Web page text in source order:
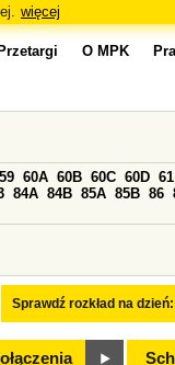
więcej
Przetargi O MPK
Sprawdź rozkład na dzień:
59 60A 60B 60C 60D 61
84A 84B 85A 85B 86